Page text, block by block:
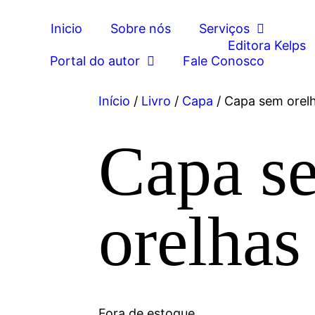
Inicio Sobre nós Serviços
Portal do autor Fale Conosco
Início / Livro / Capa / Capa sem
Capa
orelhas